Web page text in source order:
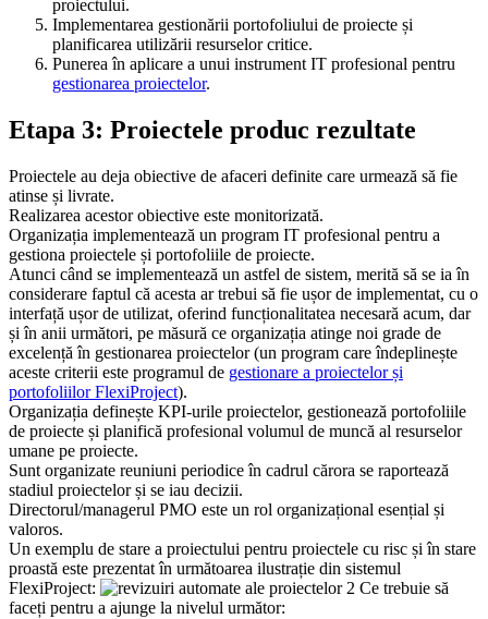
proiectului.
Implementarea gestionării portofoliului de proiecte și
planificarea utilizării resurselor critice.
Punerea în aplicare a unui instrument IT profesional pentru
gestionarea proiectelor.
Etapa 3: Proiectele produc rezultate
Proiectele au deja obiective de afaceri definite care urmează să fie
atinse și livrate.
Realizarea acestor obiective este monitorizată.
Organizația implementează un program IT profesional pentru a
gestiona proiectele și portofoliile de proiecte.
Atunci când se implementează un astfel de sistem, merită să se ia în
considerare faptul că acesta ar trebui să fie ușor de implementat, cu o
interfață ușor de utilizat, oferind funcționalitatea necesară acum, dar
și în anii următori, pe măsură ce organizația atinge noi grade de
excelență în gestionarea proiectelor (un program care îndeplinește
aceste criterii este programul de gestionare a proiectelor și
portofoliilor FlexiProject).
Organizația definește KPI-urile proiectelor, gestionează portofoliile
de proiecte și planifică profesional volumul de muncă al resurselor
umane pe proiecte.
Sunt organizate reuniuni periodice în cadrul cărora se raportează
stadiul proiectelor și se iau decizii.
Directorul/managerul PMO este un rol organizațional esențial și
valoros.
Un exemplu de stare a proiectului pentru proiectele cu risc și în stare
proastă este prezentat în următoarea ilustrație din sistemul
FlexiProject:
Ce trebuie să
faceți pentru a ajunge la nivelul următor: